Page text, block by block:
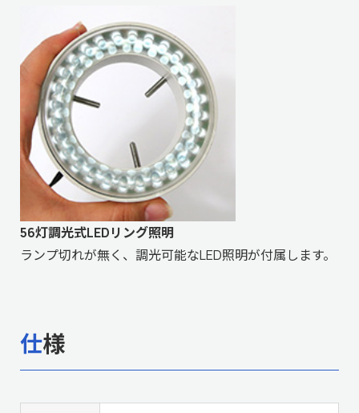
56灯調光式LEDリング照明
ランプ切れが無く、調光可能なLED照明が付属します。
仕様